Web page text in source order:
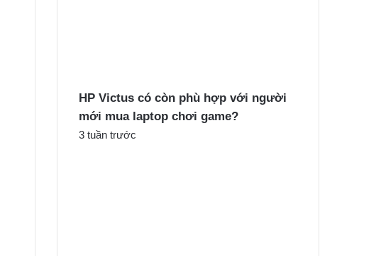
:HP Victus có còn phù hợp với người
mới mua laptop chơi game?
3 tuần trước